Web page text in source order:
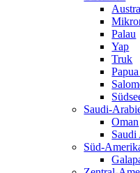
Palau
Yap
Truk
Saudi-
Oman
Saudi
Süd-